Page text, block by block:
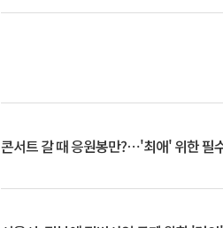
콘서트 갈 때 응원봉만?⋯'최애' 위한 필